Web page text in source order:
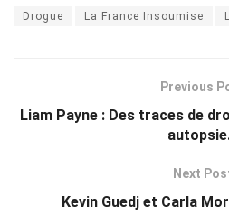
Drogue La France Insoumise
Previous
Liam Payne : Des traces de
Next
Kevin Guedj et Carla